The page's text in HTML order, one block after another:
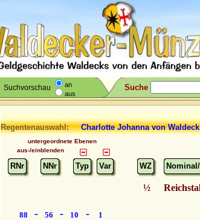
Suchvorschau
an
aus
Suche
Regentenauswahl: Charlotte Johannavon Waldeck
untergeordnete Ebenen
aus-/einblenden
RNr NNr Typ Var WZ Nominal/
88 - 56 - 10 - 1
½